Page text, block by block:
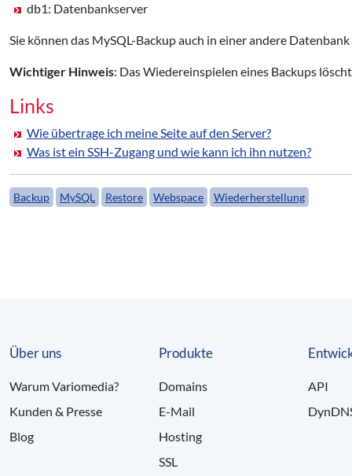
db1: Datenbankserver
Sie können das MySQL-Backup auch in einer andere
Wichtiger Hinweis: Das Wiedereinspielen eines Backups
Links
Wie übertrage ich meine Seite auf den Server?
Was ist ein SSH-Zugang und wie kann ich ihn nutzen?
Backup MySQL Restore Webspace Wiederherstellung
Über uns
Warum Variomedia?
Kunden & Presse
Blog
Produkte
Domains
E-Mail
Hosting
SSL
API